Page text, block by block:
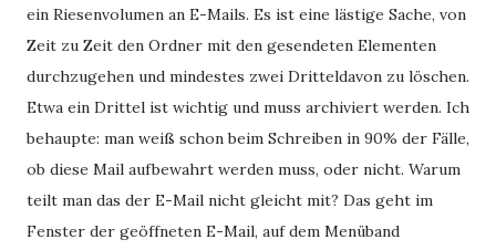
ein Riesenvolumen an E-Mails. Es ist eine lästige Sache, von
Zeit zu Zeit den Ordner mit den gesendeten Elementen
durchzugehen und mindestes zwei Dritteldavon zu löschen.
Etwa ein Drittel ist wichtig und muss archiviert werden. Ich
behaupte: man weiß schon beim Schreiben in 90% der Fälle,
ob diese Mail aufbewahrt werden muss, oder nicht. Warum
teilt man das der E-Mail nicht gleicht mit? Das geht im
Fenster der geöffneten E-Mail, auf dem Menüband